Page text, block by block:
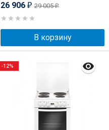
26 906 ₽ 29 005₽
В корзину
-12%